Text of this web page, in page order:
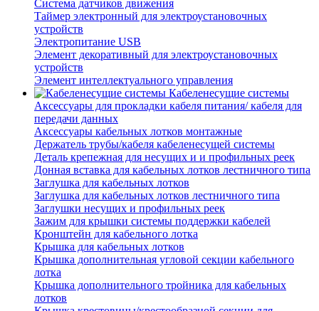
Система датчиков движения
Таймер электронный для электроустановочных
устройств
Электропитание USB
Элемент декоративный для электроустановочных
устройств
Элемент интеллектуального управления
Кабеленесущие системы
Аксессуары для прокладки кабеля питания/ кабеля для
передачи данных
Аксессуары кабельных лотков монтажные
Держатель трубы/кабеля кабеленесущей системы
Деталь крепежная для несущих и и профильных реек
Донная вставка для кабельных лотков лестничного типа
Заглушка для кабельных лотков
Заглушка для кабельных лотков лестничного типа
Заглушки несущих и профильных реек
Зажим для крышки системы поддержки кабелей
Кронштейн для кабельного лотка
Крышка для кабельных лотков
Крышка дополнительная угловой секции кабельного
лотка
Крышка дополнительного тройника для кабельных
лотков